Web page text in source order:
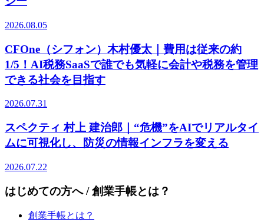
2026.08.05
CFOne（シフォン）木村優太｜費用は従来の約
1/5！AI税務SaaSで誰でも気軽に会計や税務を管理
できる社会を目指す
2026.07.31
スペクティ 村上 建治郎｜“危機”をAIでリアルタイ
ムに可視化し、防災の情報インフラを変える
2026.07.22
はじめての方へ / 創業手帳とは？
創業手帳とは？